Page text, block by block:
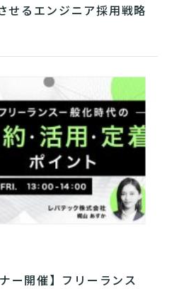
せるエンジニア採用戦略
ー開催】フリーランス